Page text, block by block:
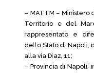
– MATTM –
Territorio e del
rappresentato e
dello Stato di Napoli,
alla via Diaz, 11;
– Provincia di Napoli,